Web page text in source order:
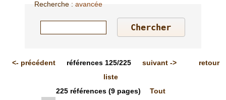
Recherche :avancée
<- précédent références125/225 suivant->
retour
liste
225 références(9 pages)
Tout